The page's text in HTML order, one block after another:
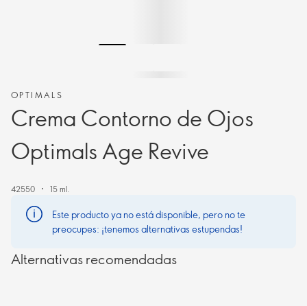
OPTIMALS
Crema Contorno de Ojos
Optimals Age Revive
42550 15 ml.
Este producto ya no está disponible, pero no te
preocupes: ¡tenemos alternativas estupendas!
Alternativas recomendadas